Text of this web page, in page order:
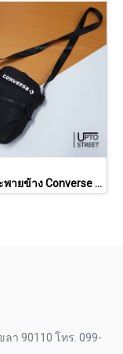
กระเป๋าสะพายข้าง Converse Alertness Mini Bag - Black
า 90110 โทร. 099-